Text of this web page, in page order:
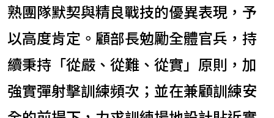
熟團隊默契與精良戰技的優異表現，予
以高度肯定。顧部長勉勵全體官兵，持
續秉持「從嚴、從難、從實」原則，加
強實彈射擊訓練頻次；並在兼顧訓練安